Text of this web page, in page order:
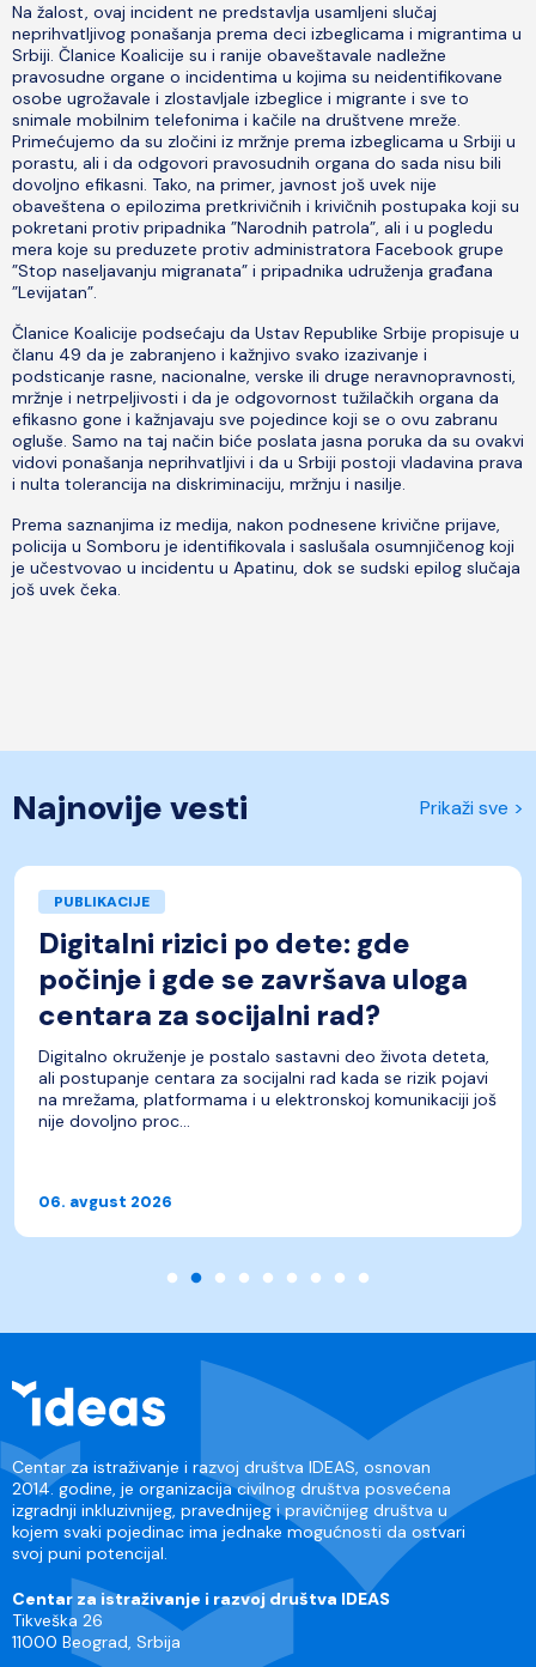
Na žalost, ovaj incident ne predstavlja usamljeni slučaj
neprihvatljivog ponašanja prema deci izbeglicama i migrantima u
Srbiji. Članice Koalicije su i ranije obaveštavale nadležne
pravosudne organe o incidentima u kojima su neidentifikovane
osobe ugrožavale i zlostavljale izbeglice i migrante i sve to
snimale mobilnim telefonima i kačile na društvene mreže.
Primećujemo da su zločini iz mržnje prema izbeglicama u Srbiji u
porastu, ali i da odgovori pravosudnih organa do sada nisu bili
dovoljno efikasni. Tako, na primer, javnost još uvek nije
obaveštena o epilozima pretkrivičnih i krivičnih postupaka koji su
pokretani protiv pripadnika ”Narodnih patrola”, ali i u pogledu
mera koje su preduzete protiv administratora Facebook grupe
”Stop naseljavanju migranata” i pripadnika udruženja građana
”Levijatan”.
Članice Koalicije podsećaju da Ustav Republike Srbije propisuje u
članu 49 da je zabranjeno i kažnjivo svako izazivanje i
podsticanje rasne, nacionalne, verske ili druge neravnopravnosti,
mržnje i netrpeljivosti i da je odgovornost tužilačkih organa da
efikasno gone i kažnjavaju sve pojedince koji se o ovu zabranu
ogluše. Samo na taj način biće poslata jasna poruka da su ovakvi
vidovi ponašanja neprihvatljivi i da u Srbiji postoji vladavina prava
i nulta tolerancija na diskriminaciju, mržnju i nasilje.
Prema saznanjima iz medija, nakon podnesene krivične prijave,
policija u Somboru je identifikovala i saslušala osumnjičenog koji
je učestvovao u incidentu u Apatinu, dok se sudski epilog slučaja
još uvek čeka.
Najnovije vesti Prikaži sve >
PUBLIKACIJE
Digitalni rizici po dete: gde
počinje i gde se završava uloga
centara za socijalni rad?
Digitalno okruženje je postalo sastavni deo života deteta,
ali postupanje centara za socijalni rad kada se rizik pojavi
na mrežama, platformama i u elektronskoj komunikaciji još
nije dovoljno proc...
06. avgust 2026
Centar za istraživanje i razvoj društva IDEAS, osnovan
2014. godine, je organizacija civilnog društva posvećena
izgradnji inkluzivnijeg, pravednijeg i pravičnijeg društva u
kojem svaki pojedinac ima jednake mogućnosti da ostvari
svoj puni potencijal.
Centar za istraživanje i razvoj društva IDEAS
Tikveška 26
11000 Beograd, Srbija